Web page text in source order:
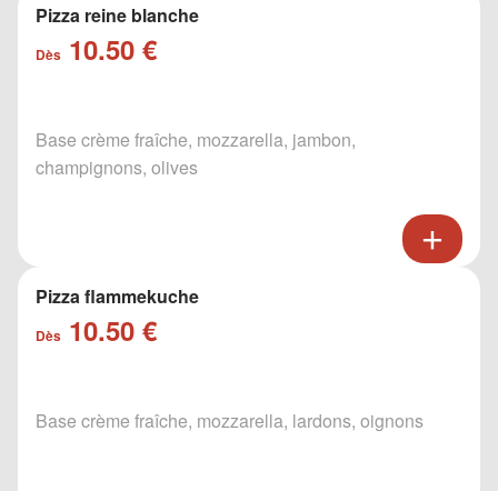
Pizza reine blanche
Dès 10.50 €
Base crème fraîche, mozzarella, jambon,
champignons, olives
Pizza flammekuche
Dès 10.50 €
Base crème fraîche, mozzarella, lardons, oignons